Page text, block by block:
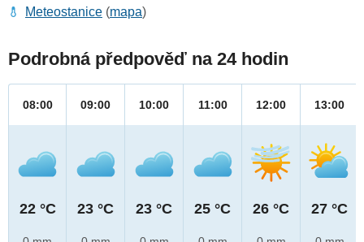
Meteostanice (mapa)
Podrobná předpověď na 24 hodin
08:00
22 °C
09:00
23 °C
10:00
23 °C
11:00
25 °C
12:00
26 °C
13:00
27 °C